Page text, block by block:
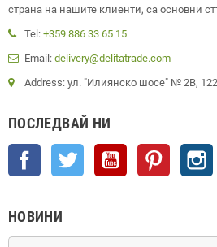
страна на нашите клиенти, са основни
Tel: +359 886 33 65 15
Email: delivery@delitatrade.com
Address: ул. "Илиянско шосе" № 2В,
ПОСЛЕДВАЙ НИ
Facebook Twitter YouTube Pinterest
НОВИНИ